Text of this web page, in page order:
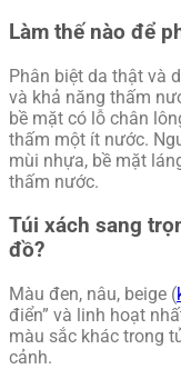
Làm thế nào để
Phân biệt da thật và
và khả năng thấm
bề mặt có lỗ chân
thấm một ít nước.
mùi nhựa, bề mặt
thấm nước.
Túi xách sang
đồ?
Màu đen, nâu, beige (
điển” và linh hoạt
màu sắc khác trong
cảnh.